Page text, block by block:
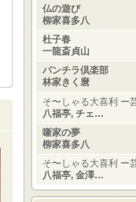
仏の遊び
柳家喜多八
杜子春
一龍斎貞山
パンチラ倶楽部
林家きく麿
そ〜しゃる大喜利 ー
八福亭, チェ…
噺家の夢
柳家喜多八
そ〜しゃる大喜利 ー
八福亭, 金澤…